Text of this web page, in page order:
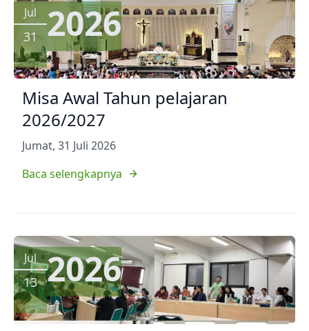
Jul
31 2026
Misa Awal Tahun pelajaran
2026/2027
Jumat, 31 Juli 2026
Baca selengkapnya
Jul
13 2026